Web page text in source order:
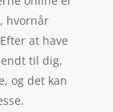
hvornår
at have
til dig,
og det kan